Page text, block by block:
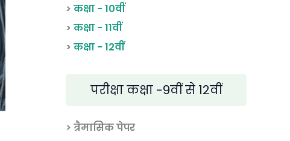
> कक्षा - 10वीं
> कक्षा - 11वीं
> कक्षा - 12वीं
परीक्षा कक्षा -9वीं से 12वीं
> त्रैमासिक पेपर